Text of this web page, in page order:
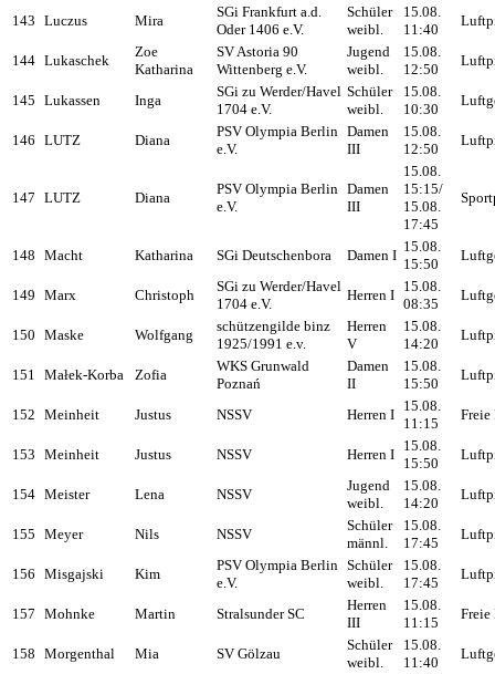
143 Luczus Mira
SGi Frankfurt a.d.
Oder 1406 e.V.
Schüler
weibl.
15.08.
11:40
144 Lukaschek
Zoe
Katharina
SV Astoria 90
Wittenberg e.V.
Jugend
weibl.
15.08.
12:50
145 Lukassen Inga
SGi zu Werder/Havel
1704 e.V.
Schüler
weibl.
15.08.
10:30
146 LUTZ Diana
PSV Olympia Berlin
e.V.
Damen
III
15.08.
12:50
147 LUTZ Diana
PSV Olympia Berlin
e.V.
Damen
III
15.08.
15:15/
15.08.
17:45
148 Macht Katharina SGi Deutschenbora Damen I
15.08.
15:50
149 Marx Christoph
SGi zu Werder/Havel
1704 e.V.
Herren I
15.08.
08:35
150 Maske Wolfgang
schützengilde binz
1925/1991 e.v.
Herren
V
15.08.
14:20
151 Małek-Korba Zofia
WKS Grunwald
Poznań
Damen
II
15.08.
15:50
152 Meinheit Justus NSSV Herren I
15.08.
11:15
Freie
153 Meinheit Justus NSSV Herren I
15.08.
15:50
154 Meister Lena NSSV
Jugend
weibl.
15.08.
14:20
155 Meyer Nils NSSV
Schüler
männl.
15.08.
17:45
156 Misgajski Kim
PSV Olympia Berlin
e.V.
Schüler
weibl.
15.08.
17:45
157 Mohnke Martin Stralsunder SC
Herren
III
15.08.
11:15
Freie
158 Morgenthal Mia SV Gölzau
Schüler
weibl.
15.08.
11:40